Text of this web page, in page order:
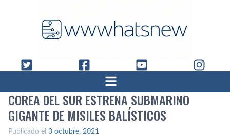
COREA DEL SUR ESTRENA SUBMARINO
GIGANTE DE MISILES BALÍSTICOS
Publicado el 3 octubre, 2021